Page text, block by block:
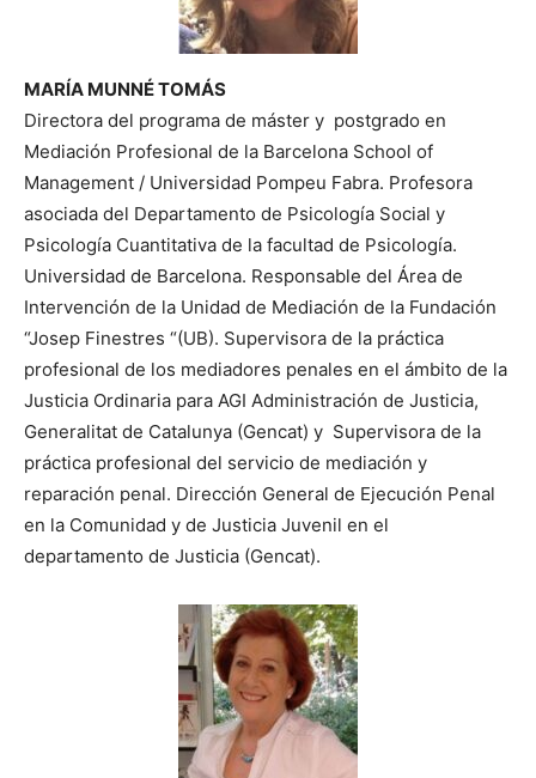
MARÍA MUNNÉ TOMÁS
Directora del programa de máster y postgrado en
Mediación Profesional de la Barcelona School of
Management / Universidad Pompeu Fabra. Profesora
asociada del Departamento de Psicología Social y
Psicología Cuantitativa de la facultad de Psicología.
Universidad de Barcelona. Responsable del Área de
Intervención de la Unidad de Mediación de la Fundación
“Josep Finestres “(UB). Supervisora de la práctica
profesional de los mediadores penales en el ámbito de la
Justicia Ordinaria para AGI Administración de Justicia,
Generalitat de Catalunya (Gencat) y Supervisora de la
práctica profesional del servicio de mediación y
reparación penal. Dirección General de Ejecución Penal
en la Comunidad y de Justicia Juvenil en el
departamento de Justicia (Gencat).